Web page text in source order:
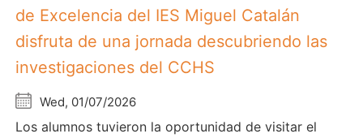
de Excelencia del IES Miguel Catalán
disfruta de una jornada descubriendo las
investigaciones del CCHS
Wed, 01/07/2026
Los alumnos tuvieron la oportunidad de visitar el